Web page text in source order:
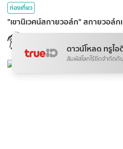
ท่องเที่ยว
"เขานิเวศน์สกายวอล์ก" สกายวอล์ก
Wefoto
06 ส.ค. 2026ดาวน์โหลด ทรูไอ
สัมผัสโลกไร้ขีดจำกัดกั